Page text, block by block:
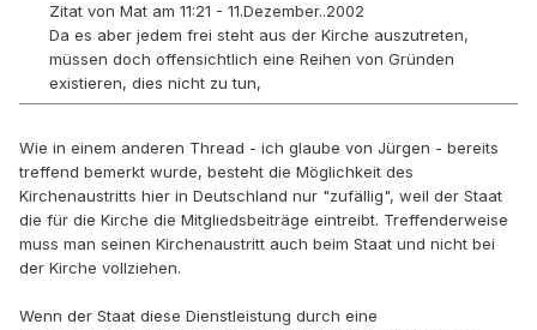
Zitat von Mat am 11:21 - 11.Dezember..2002
Da es aber jedem frei steht aus der Kirche auszutreten,
müssen doch offensichtlich eine Reihen von Gründen
existieren, dies nicht zu tun,
Wie in einem anderen Thread - ich glaube von Jürgen - bereits
treffend bemerkt wurde, besteht die Möglichkeit des
Kirchenaustritts hier in Deutschland nur "zufällig", weil der Staat
die für die Kirche die Mitgliedsbeiträge eintreibt. Treffenderweise
muss man seinen Kirchenaustritt auch beim Staat und nicht bei
der Kirche vollziehen.
Wenn der Staat diese Dienstleistung durch eine